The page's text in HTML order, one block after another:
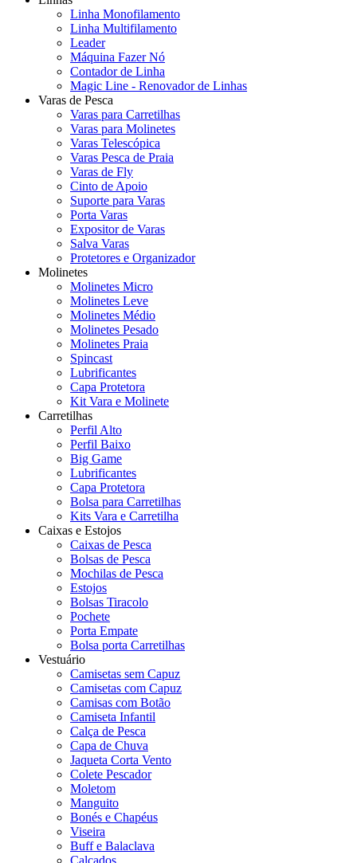
Linha Monofilamento
Linha Multifilamento
Leader
Máquina Fazer Nó
Contador de Linha
Magic Line - Renovador de Linhas
Varas de Pesca
Varas para Carretilhas
Varas para Molinetes
Varas Telescópica
Varas Pesca de Praia
Varas de Fly
Cinto de Apoio
Suporte para Varas
Porta Varas
Expositor de Varas
Salva Varas
Protetores e Organizador
Molinetes
Molinetes Micro
Molinetes Leve
Molinetes Médio
Molinetes Pesado
Molinetes Praia
Spincast
Lubrificantes
Capa Protetora
Kit Vara e Molinete
Carretilhas
Perfil Alto
Perfil Baixo
Big Game
Lubrificantes
Capa Protetora
Bolsa para Carretilhas
Kits Vara e Carretilha
Caixas e Estojos
Caixas de Pesca
Bolsas de Pesca
Mochilas de Pesca
Estojos
Bolsas Tiracolo
Pochete
Porta Empate
Bolsa porta Carretilhas
Vestuário
Camisetas sem Capuz
Camisetas com Capuz
Camisas com Botão
Camiseta Infantil
Calça de Pesca
Capa de Chuva
Jaqueta Corta Vento
Colete Pescador
Moletom
Manguito
Bonés e Chapéus
Viseira
Buff e Balaclava
Calçados